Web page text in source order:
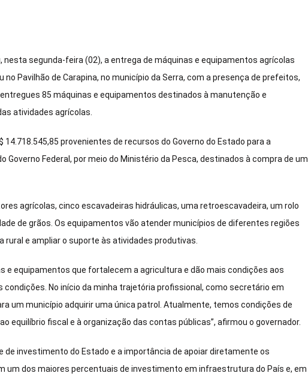
nesta segunda-feira (02), a entrega de máquinas e equipamentos agrícolas
Pavilhão de Carapina, no município da Serra, com a presença de prefeitos,
85 máquinas e equipamentos destinados à manutenção e
atividades agrícolas.
provenientes de recursos do Governo do Estado para a
Governo Federal, por meio do Ministério da Pesca, destinados à compra de um
agrícolas, cinco escavadeiras hidráulicas, uma retroescavadeira, um rolo
de grãos. Os equipamentos vão atender municípios de diferentes regiões
e ampliar o suporte às atividades produtivas.
e equipamentos que fortalecem a agricultura e dão mais condições aos
No início da minha trajetória profissional, como secretário em
um município adquirir uma única patrol. Atualmente, temos condições de
equilíbrio fiscal e à organização das contas públicas”, afirmou o governador.
de investimento do Estado e a importância de apoiar diretamente os
um dos maiores percentuais de investimento em infraestrutura do País e, em